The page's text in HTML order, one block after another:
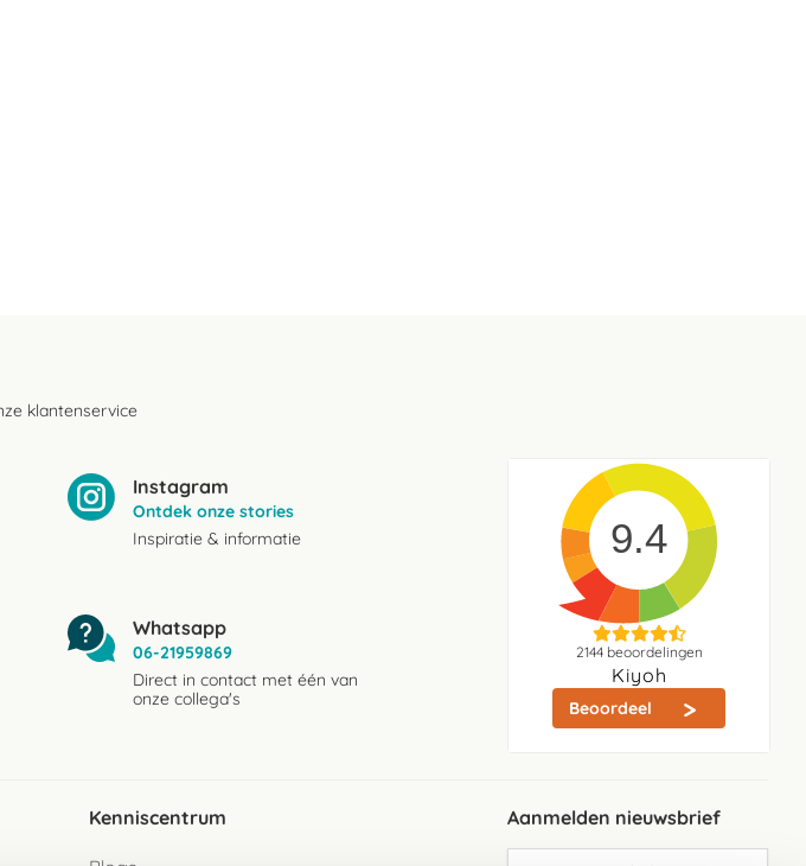
klantenservice
Instagram
Ontdek onze stories
Inspiratie & informatie
Whatsapp
06-21959869
Direct in contact met één van
onze collega's
9.4
2144beoordelingen
Kiyoh
Beoordeel
Kenniscentrum Aanmelden nieuwsbrief